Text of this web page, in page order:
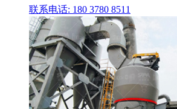
联系电话: 180 3780 8511